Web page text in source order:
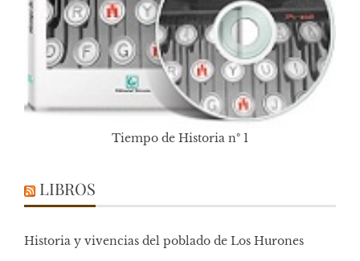
Tiempo de Historia nº 1
LIBROS
Historia y vivencias del poblado de Los Hurones